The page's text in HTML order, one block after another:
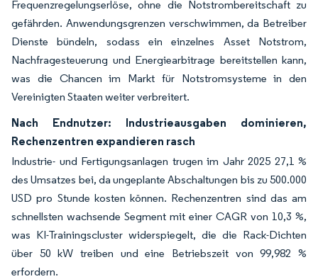
Frequenzregelungserlöse, ohne die Notstrombereitschaft zu
gefährden. Anwendungsgrenzen verschwimmen, da Betreiber
Dienste bündeln, sodass ein einzelnes Asset Notstrom,
Nachfragesteuerung und Energiearbitrage bereitstellen kann,
was die Chancen im Markt für Notstromsysteme in den
Vereinigten Staaten weiter verbreitert.
Nach Endnutzer: Industrieausgaben dominieren,
Rechenzentren expandieren rasch
Industrie- und Fertigungsanlagen trugen im Jahr 2025 27,1 %
des Umsatzes bei, da ungeplante Abschaltungen bis zu 500.000
USD pro Stunde kosten können. Rechenzentren sind das am
schnellsten wachsende Segment mit einer CAGR von 10,3 %,
was KI-Trainingscluster widerspiegelt, die die Rack-Dichten
über 50 kW treiben und eine Betriebszeit von 99,982 %
erfordern.